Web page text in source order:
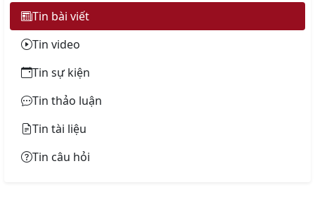
Tin bài viết
Tin video
Tin sự kiện
Tin thảo luận
Tin tài liệu
Tin câu hỏi